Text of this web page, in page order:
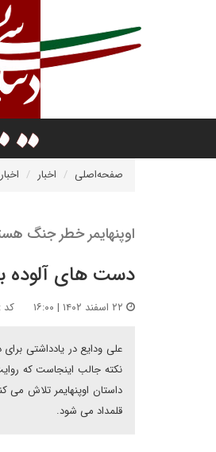
صفحه‌اصلی اخبار
اوپنهایمر خطر جنگ
دست های آلوده
کد : ۲۰۲۴۹۸۲
علی ودایع در یادداشتی
نکته جالب اینجاست که
داستان اوپنهایمر تلاش
قلمداد می شود.